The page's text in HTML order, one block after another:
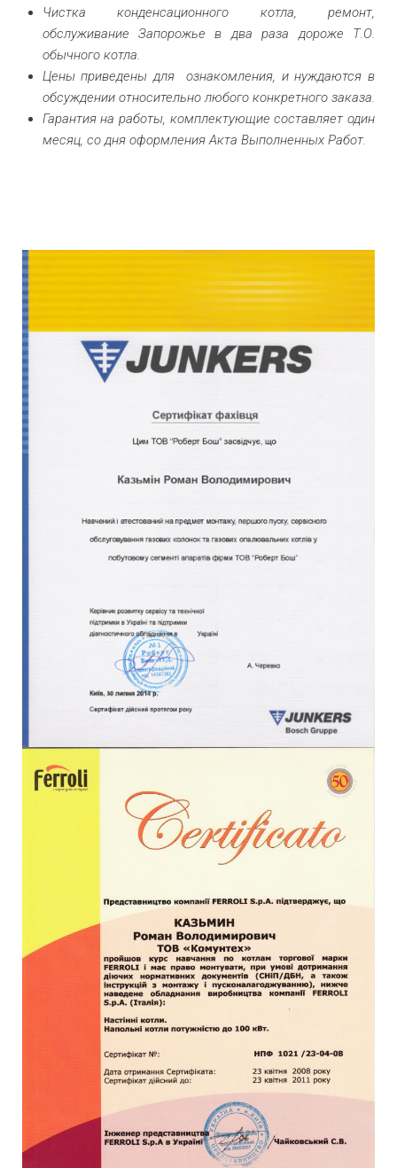
Чистка конденсационного котла, ремонт,
обслуживание Запорожье в два раза дороже Т.О.
обычного котла.
Цены приведены для ознакомления, и нуждаются в
обсуждении относительно любого конкретного заказа.
Гарантия на работы, комплектующие составляет один
месяц, со дня оформления Акта Выполненных Работ.